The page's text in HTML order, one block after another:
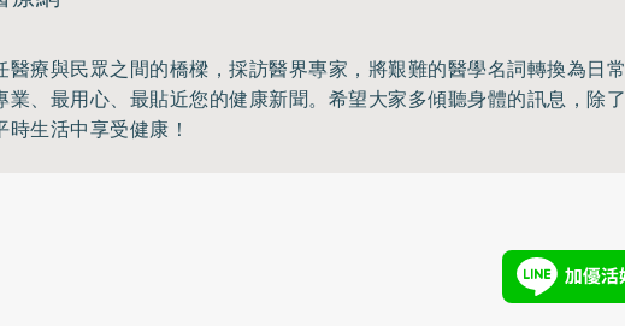
醫療與民眾之間的橋樑，採訪醫界專家，將艱難的醫學名詞轉換為日常
業、最用心、最貼近您的健康新聞。希望大家多傾聽身體的訊息，除了
生活中享受健康！